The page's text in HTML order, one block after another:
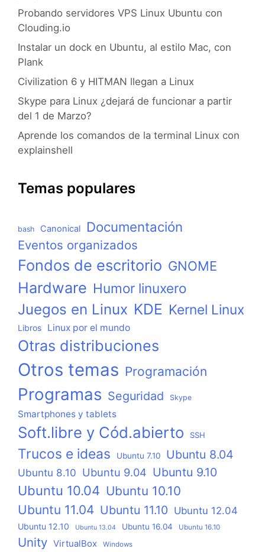
Probando servidores VPS Linux Ubuntu con
Clouding.io
Instalar un dock en Ubuntu, al estilo Mac, con
Plank
Civilization 6 y HITMAN llegan a Linux
Skype para Linux ¿dejará de funcionar a partir
del 1 de Marzo?
Aprende los comandos de la terminal Linux con
explainshell
Temas populares
bash Canonical Documentación
Eventos organizados
Fondos de escritorio GNOME
Hardware Humor linuxero
Juegos en Linux KDE Kernel Linux
Libros Linux por el mundo
Otras distribuciones
Otros temas Programación
Programas Seguridad Skype
Smartphones y tablets
Soft.libre y Cód.abierto SSH
Trucos e ideas Ubuntu 7.10 Ubuntu 8.04
Ubuntu 8.10 Ubuntu 9.04 Ubuntu 9.10
Ubuntu 10.04 Ubuntu 10.10
Ubuntu 11.04 Ubuntu 11.10 Ubuntu 12.04
Ubuntu 12.10 Ubuntu 13.04 Ubuntu 16.04 Ubuntu 16.10
Unity VirtualBox Windows